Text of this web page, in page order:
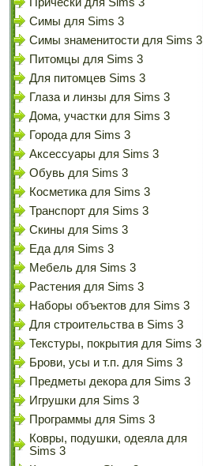
Симы для Sims 3
Симы знаменитости для Sims 3
Питомцы для Sims 3
Для питомцев Sims 3
Глаза и линзы для Sims 3
Дома, участки для Sims 3
Города для Sims 3
Аксессуары для Sims 3
Обувь для Sims 3
Косметика для Sims 3
Транспорт для Sims 3
Скины для Sims 3
Еда для Sims 3
Мебель для Sims 3
Растения для Sims 3
Наборы объектов для Sims 3
Для строительства в Sims 3
Текстуры, покрытия для Sims 3
Брови, усы и т.п. для Sims 3
Предметы декора для Sims 3
Игрушки для Sims 3
Программы для Sims 3
Ковры, подушки, одеяла для
Sims 3